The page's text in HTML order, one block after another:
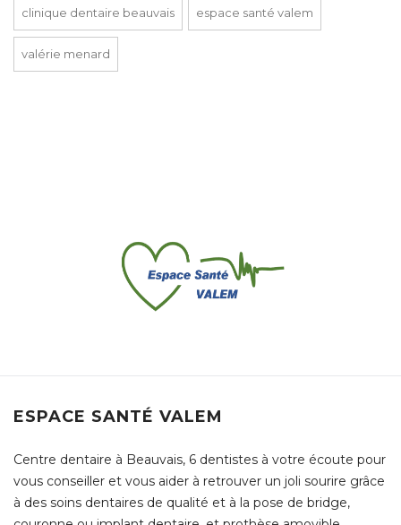
clinique dentaire beauvais espace santé valem
valérie menard
ESPACE SANTÉ VALEM
Centre dentaire à Beauvais, 6 dentistes à votre écoute pour
vous conseiller et vous aider à retrouver un joli sourire grâce
à des soins dentaires de qualité et à la pose de bridge,